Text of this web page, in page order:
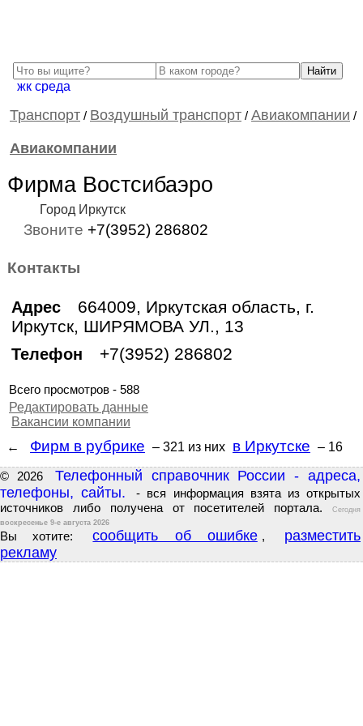
жк среда
Транспорт / Воздушный транспорт / Авиакомпании /
Авиакомпании
Фирма Востсибаэро
Город Иркутск
Звоните +7(3952) 286802
Контакты
Адрес
664009, Иркутская область, г.
Иркутск, ШИРЯМОВА УЛ., 13
Телефон +7(3952) 286802
Всего просмотров - 588
Редактировать данные
Вакансии компании
←
Фирм в рубрике – 321 из них в Иркутске – 16
© 2026
Телефонный справочник России - адреса,
телефоны, сайты.
- вся информация взята из открытых
источников либо получена от посетителей портала.
Сегодня
воскресенье 9-е августа 2026
Вы хотите: сообщить об ошибке ,
разместить
рекламу